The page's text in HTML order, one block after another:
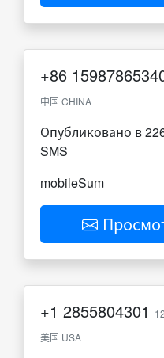
+86
中国 CHINA
Опубликовано в
SMS
mobileSum
+1 2855804301
美国 USA